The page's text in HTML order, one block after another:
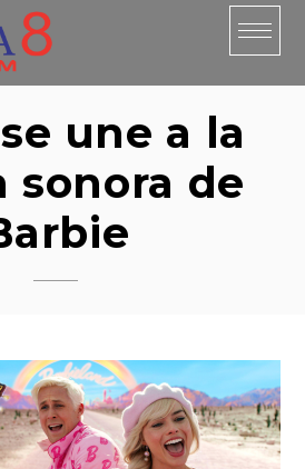
une a la
sonora de